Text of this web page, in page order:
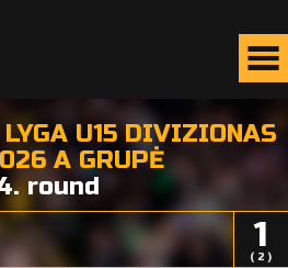
U15 DIVIZIONAS
A GRUPĖ
round
1
( 2 )